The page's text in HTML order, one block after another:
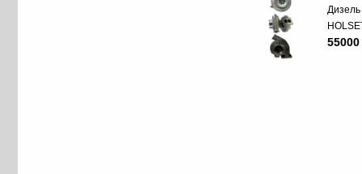
Дизель